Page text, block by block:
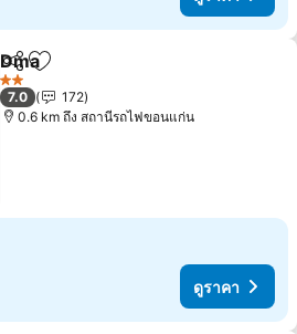
แชร์ เพิ่มในรายการโปรด
Dma
2 ดาว
7.0
172
0.6 km ถึง สถานีรถไฟขอนแก่น
ดูราคา